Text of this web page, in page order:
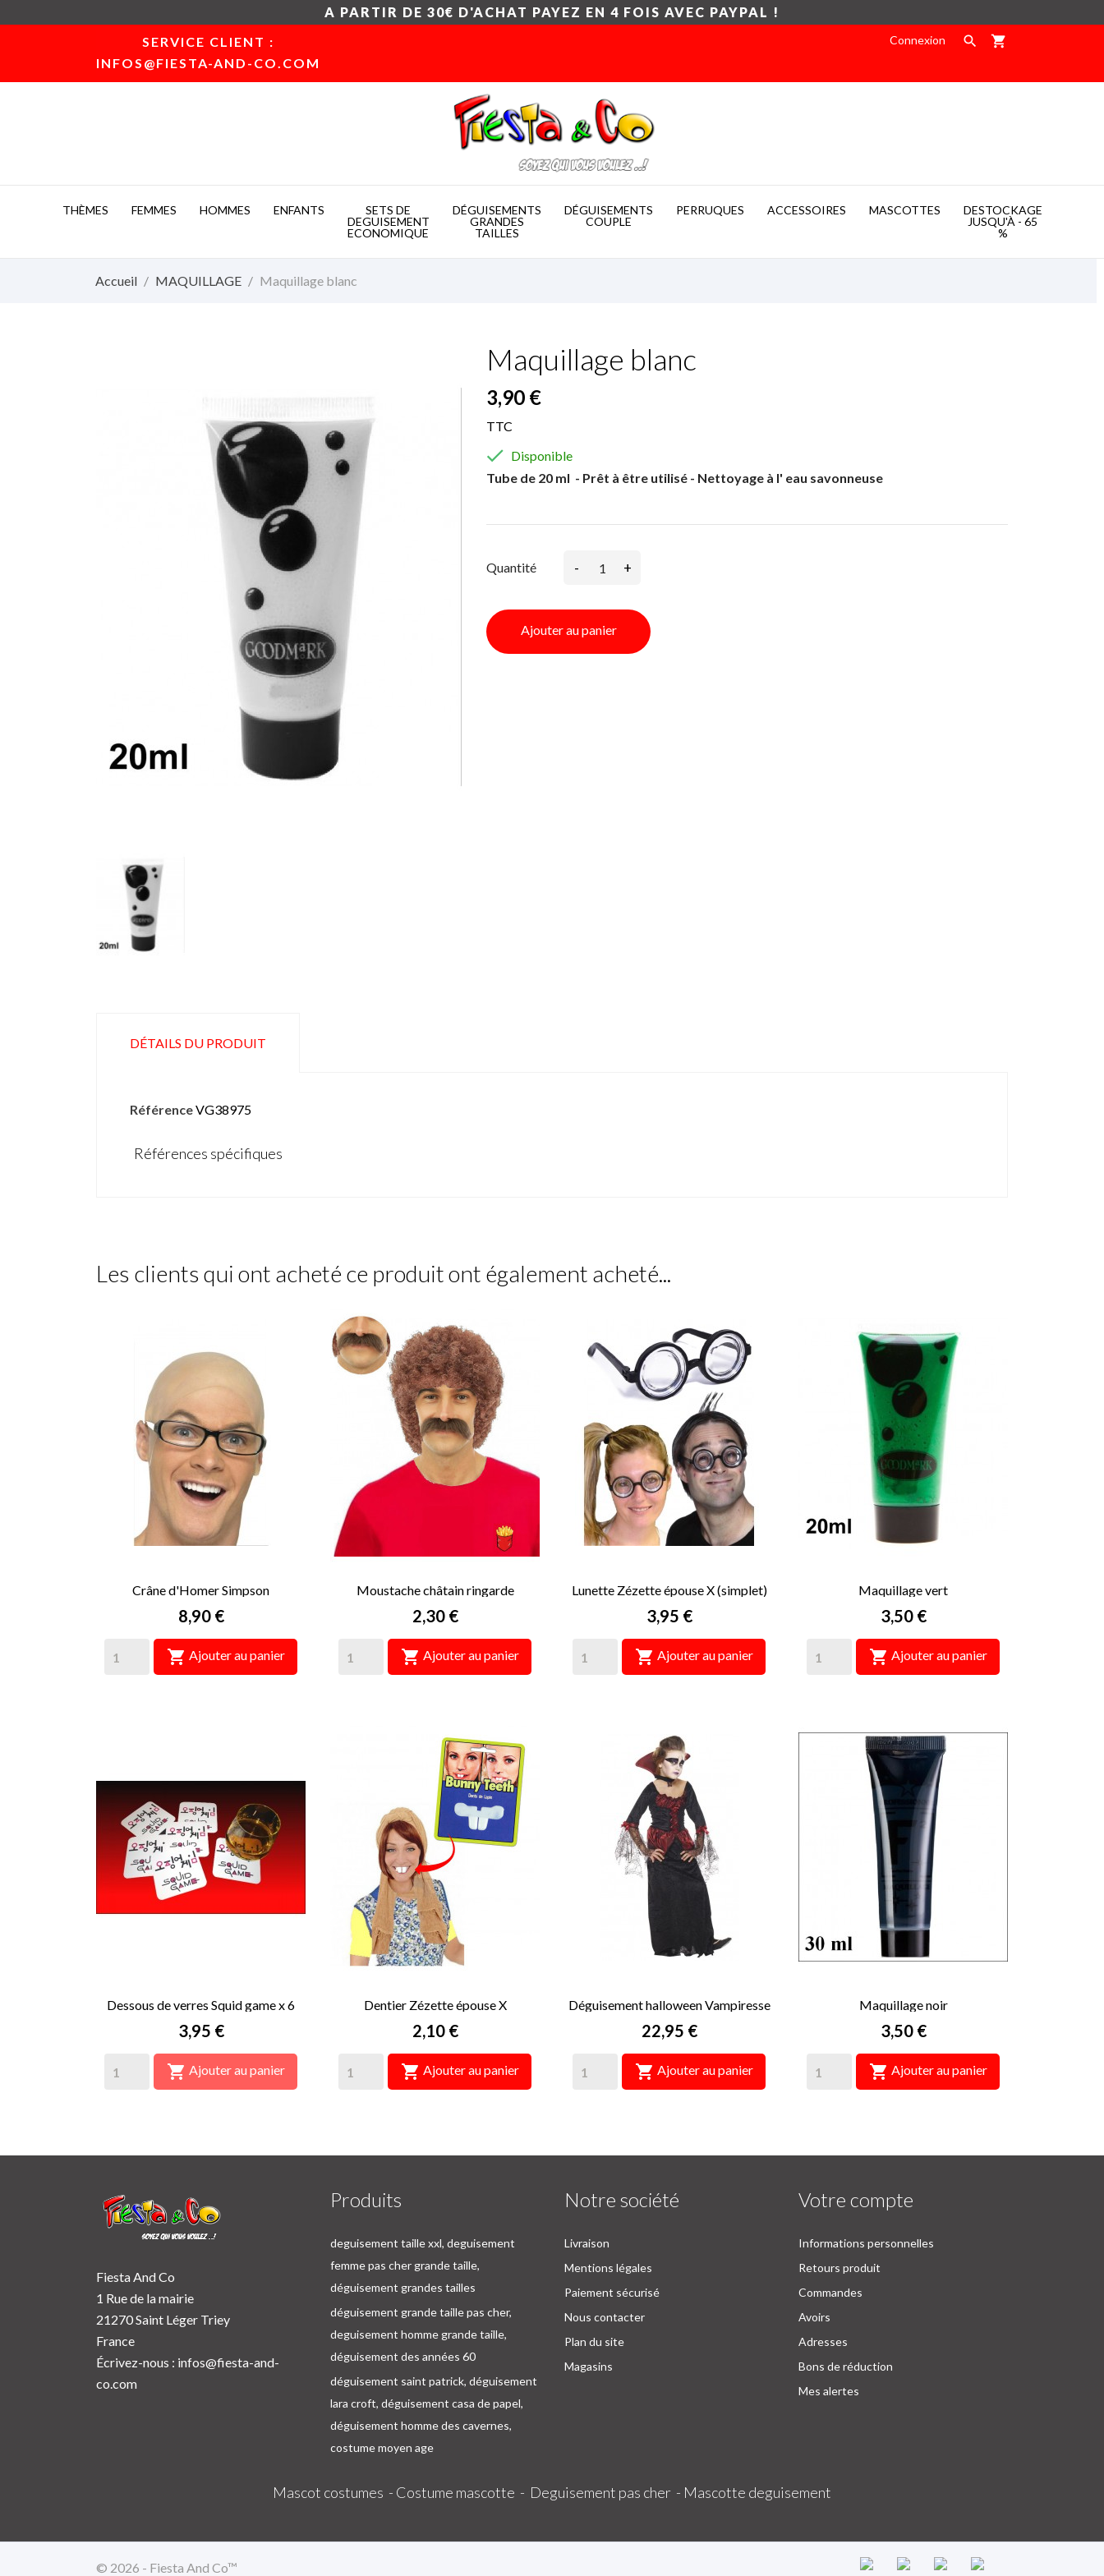
A PARTIR DE 30€ D'ACHAT PAYEZ EN 4 FOIS AVEC PAYPAL !
SERVICE CLIENT :
INFOS@FIESTA-AND-CO.COM
Connexion  shopping_cart
THÈMES FEMMES HOMMES ENFANTS
SETS DE
DEGUISEMENT
ECONOMIQUE
DÉGUISEMENTS
GRANDES
TAILLES
DÉGUISEMENTS
COUPLE
PERRUQUES ACCESSOIRES MASCOTTES
DESTOCKAGE
JUSQU'À - 65
%

Accueil MAQUILLAGE Maquillage blanc
Maquillage blanc
3,90 €
TTC
 Disponible
Tube de 20 ml - Prêt à être utilisé - Nettoyage à l' eau savonneuse
Quantité - +
Ajouter au panier
DÉTAILS DU PRODUIT
RéférenceVG38975
Références spécifiques
Les clients qui ont acheté ce produit ont également acheté...
Crâne d'Homer Simpson
Prix
8,90 €
 Ajouter au panier
Moustache châtain ringarde
Prix
2,30 €
 Ajouter au panier
Lunette Zézette épouse X (simplet)
Prix
3,95 €
 Ajouter au panier
Maquillage vert
Prix
3,50 €
 Ajouter au panier
Dessous de verres Squid game x 6
Prix
3,95 €
 Ajouter au panier
Dentier Zézette épouse X
Prix
2,10 €
 Ajouter au panier
Déguisement halloween Vampiresse
Prix
22,95 €
 Ajouter au panier
Maquillage noir
Prix
3,50 €
 Ajouter au panier
Fiesta And Co
1 Rue de la mairie
21270 Saint Léger Triey
France
Écrivez-nous : infos@fiesta-and-
co.com
Produits
deguisement taille xxl, deguisement
femme pas cher grande taille,
déguisement grandes tailles
déguisement grande taille pas cher,
deguisement homme grande taille,
déguisement des années 60
déguisement saint patrick, déguisement
lara croft, déguisement casa de papel,
déguisement homme des cavernes,
costume moyen age
Notre société
Livraison
Mentions légales
Paiement sécurisé
Nous contacter
Plan du site
Magasins
Votre compte
Informations personnelles
Retours produit
Commandes
Avoirs
Adresses
Bons de réduction
Mes alertes
Mascot costumes - Costume mascotte - Deguisement pas cher - Mascotte deguisement
© 2026 - Fiesta And Co™